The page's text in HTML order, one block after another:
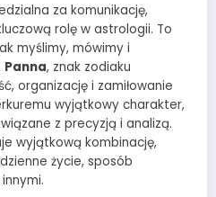
za komunikację,
rolę w astrologii. To
myślimy, mówimy i
Panna, znak zodiaku
organizację i zamiłowanie
wyjątkowy charakter,
z precyzją i analizą.
wyjątkową kombinację,
życie, sposób